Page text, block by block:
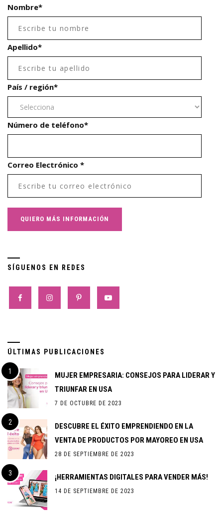
Nombre*
Apellido*
País / región*
Número de teléfono*
Correo Electrónico *
SÍGUENOS EN REDES
ÚLTIMAS PUBLICACIONES
MUJER EMPRESARIA: CONSEJOS PARA LIDERAR Y
TRIUNFAR EN USA
7 DE OCTUBRE DE 2023
DESCUBRE EL ÉXITO EMPRENDIENDO EN LA
VENTA DE PRODUCTOS POR MAYOREO EN USA
28 DE SEPTIEMBRE DE 2023
¡HERRAMIENTAS DIGITALES PARA VENDER MÁS!
14 DE SEPTIEMBRE DE 2023